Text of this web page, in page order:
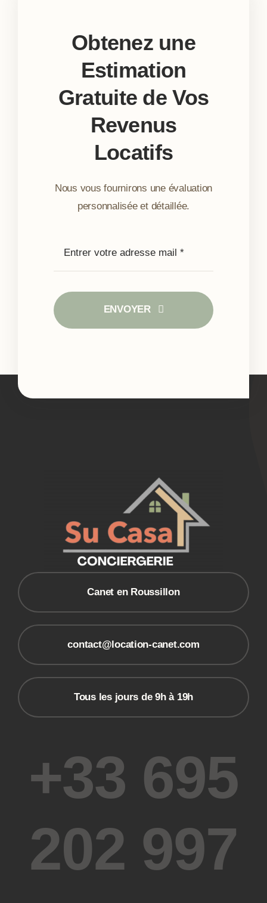
Obtenez une
Estimation
Gratuite de Vos
Revenus
Locatifs
Nous vous fournirons une évaluation
personnalisée et détaillée.
ENVOYER
Canet en Roussillon
contact@location-canet.com
Tous les jours de 9h à 19h
+33 695
202 997